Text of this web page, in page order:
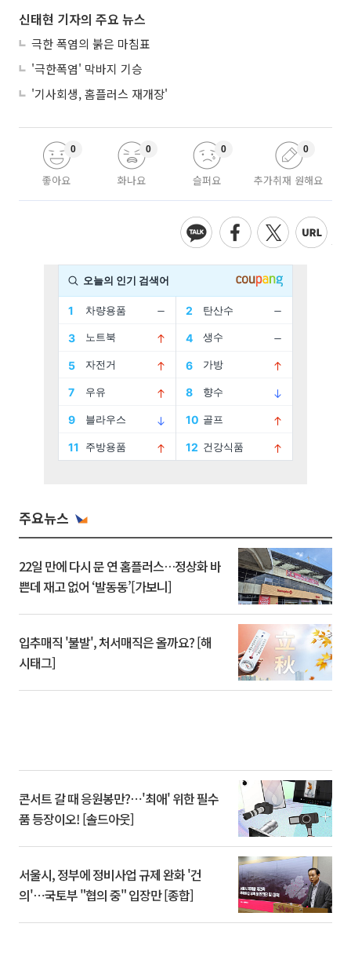
신태현 기자의 주요 뉴스
극한 폭염의 붉은 마침표
'극한폭염' 막바지 기승
'기사회생, 홈플러스 재개장'
좋아요
0
화나요
0
슬퍼요
0
추가취재 원해요
0
주요뉴스
22일 만에 다시 문 연 홈플러스…정상화 바
쁜데 재고 없어 ‘발동동’[가보니]
입추매직 '불발', 처서매직은 올까요? [해
시태그]
콘서트 갈 때 응원봉만?⋯'최애' 위한 필수
품 등장이오! [솔드아웃]
서울시, 정부에 정비사업 규제 완화 '건
의'⋯국토부 "협의 중" 입장만 [종합]